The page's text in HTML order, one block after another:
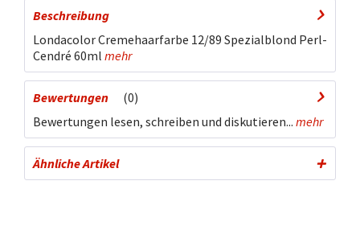
Beschreibung
Londacolor Cremehaarfarbe 12/89 Spezialblond Perl-
Cendré 60ml mehr
Bewertungen
0
Bewertungen lesen, schreiben und diskutieren... mehr
Ähnliche Artikel